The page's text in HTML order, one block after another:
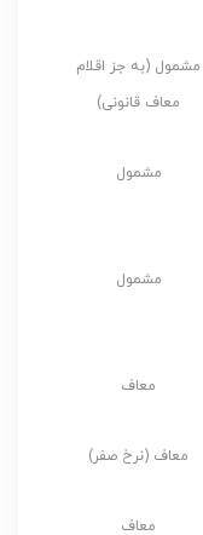
مشمول (به جز اقلام
معاف قانونی)
مشمول
مشمول
معاف
معاف (نرخ صفر)
معاف